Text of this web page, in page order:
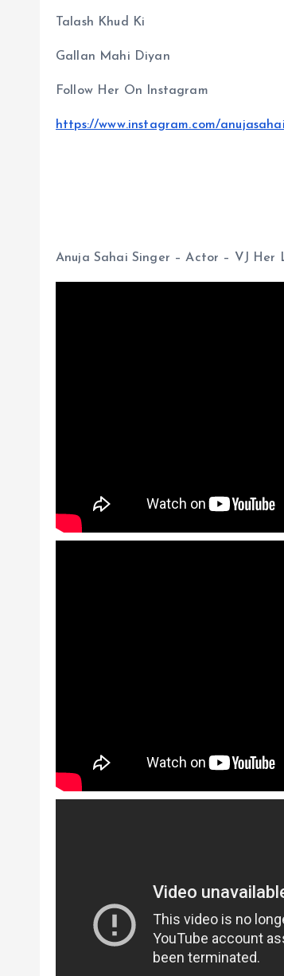
Talash Khud Ki
Gallan Mahi Diyan
Follow Her On Instagram
https://www.instagram.com/
Anuja Sahai Singer – Actor – VJ